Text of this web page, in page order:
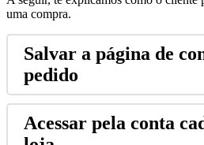
uma compra.
Salvar a página de
pedido
Acessar pela conta